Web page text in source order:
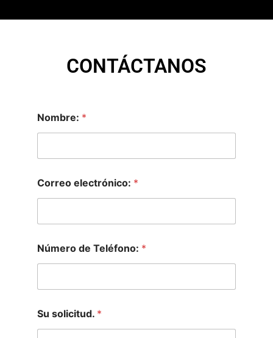
CONTÁCTANOS
Nombre: *
Correo electrónico: *
Número de Teléfono: *
Su solicitud. *